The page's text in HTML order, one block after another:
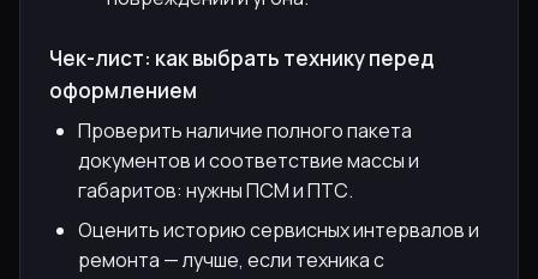
Чек-лист: как выбрать технику перед
оформлением
Проверить наличие полного пакета
документов и соответствие массы и
габаритов: нужны ПСМ и ПТС.
Оценить историю сервисных интервалов и
ремонта — лучше, если техника с